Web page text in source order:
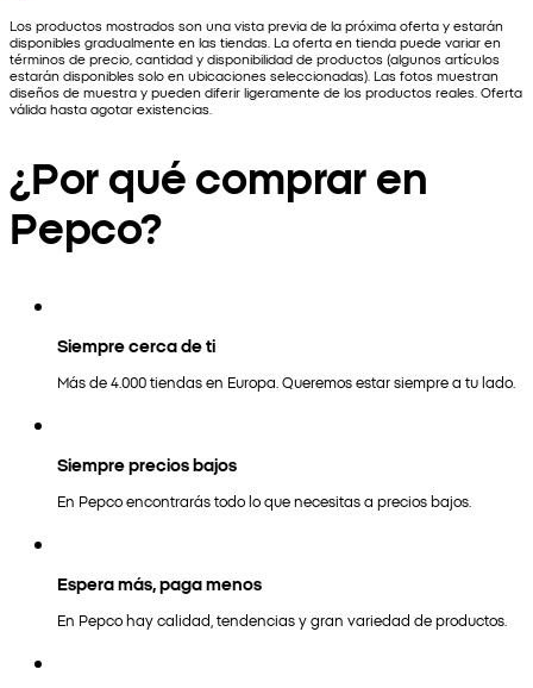
Los productos mostrados son una vista previa de la próxima oferta y estarán
disponibles gradualmente en las tiendas. La oferta en tienda puede variar en
términos de precio, cantidad y disponibilidad de productos (algunos artículos
estarán disponibles solo en ubicaciones seleccionadas). Las fotos muestran
diseños de muestra y pueden diferir ligeramente de los productos reales. Oferta
válida hasta agotar existencias.
¿Por qué comprar en
Pepco?
Siempre cerca de ti
Más de 4.000 tiendas en Europa. Queremos estar siempre a tu lado.
Siempre precios bajos
En Pepco encontrarás todo lo que necesitas a precios bajos.
Espera más, paga menos
En Pepco hay calidad, tendencias y gran variedad de productos.